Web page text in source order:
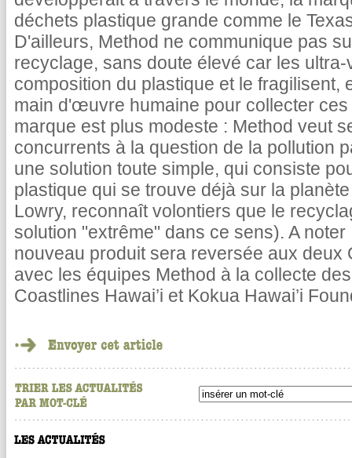
déchets plastique grande comme le
D'ailleurs, Method ne communique pas
recyclage, sans doute élevé car les
composition du plastique et le fragilisent,
main d'œuvre humaine pour collecter
marque est plus modeste : Method veut
concurrents à la question de la pollution
une solution toute simple, qui consiste
plastique qui se trouve déjà sur la
Lowry, reconnaît volontiers que le
solution "extrême" dans ce sens). A
nouveau produit sera reversée aux deux
avec les équipes Method à la collecte
Coastlines Hawai’i et Kokua Hawai’i